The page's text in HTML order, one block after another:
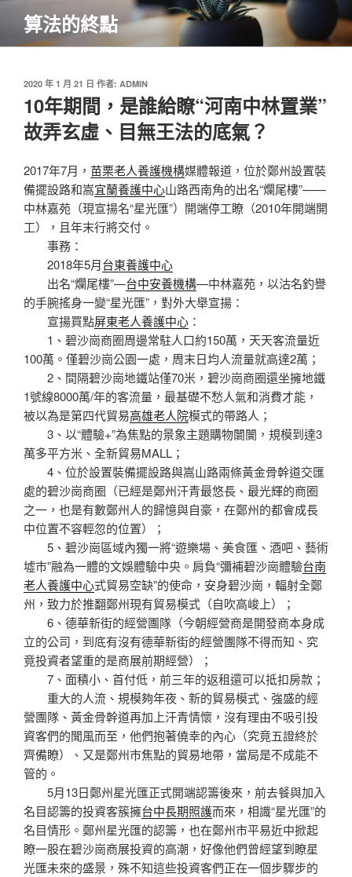
主
算法的終點
發
於
2020 年 1 月 21 日 作者: ADMIN
10年期間，是誰給瞭“河南中林置業”
故弄玄虛、目無王法的底氣？
2017年7月， 苗栗老人養護機構媒體報道，位於鄭州設置裝
備擺設路和嵩宜蘭養護中心山路西南角的出名“爛尾樓”——
中林嘉苑（現宣揚名“星光匯”）開端停工瞭（2010年開端開
工），且年末行將交付。
事務：
2018年5月台東養護中心
出名“爛尾樓”—台中安養機構—中林嘉苑，以沽名釣譽
的手腕搖身一變“星光匯”，對外大舉宣揚：
宣揚買點屏東老人養護中心 ：
1、碧沙崗商圈周邊常駐人口約150萬，天天客流量近
100萬。僅碧沙崗公園一處，周末日均人流量就高達2萬；
2、間隔碧沙崗地鐵站僅70米，碧沙崗商圈還坐擁地鐵
1號線8000萬/年的客流量，最基礎不愁人氣和消費才能，
被以為是第四代貿易高雄老人院模式的帶路人；
3、以“體驗+”為焦點的景象主題購物闤闠，規模到達3
萬多平方米、全新貿易MALL；
4、位於設置裝備擺設路與嵩山路兩條黃金骨幹道交匯
處的碧沙崗商圈（已經是鄭州汗青最悠長、最光輝的商圈
之一，也是有數鄭州人的歸憶與自豪，在鄭州的都會成長
中位置不容輕忽的位置）；
5、碧沙崗區域內獨一將“遊樂場、美食匯、酒吧、藝術
墟市”融為一體的文娛體驗中央。肩負“彌補碧沙崗體驗台南
老人養護中心式貿易空缺”的使命，安身碧沙崗，輻射全鄭
州，致力於推翻鄭州現有貿易模式（自吹高峻上）；
6、德華新街的經營團隊（今朝經營商是開發商本身成
立的公司，到底有沒有德華新街的經營團隊不得而知、究
竟投資者望重的是商展前期經營）；
7、面積小、首付低，前三年的返租還可以抵扣房款；
重大的人流、規模夠年夜、新的貿易模式、強盛的經
營團隊、黃金骨幹道再加上汗青情懷，沒有理由不吸引投
資客們的聞風而至，他們抱著僥幸的內心（究竟五證終於
齊備瞭）、又是鄭州市焦點的貿易地帶，當局是不成能不
管的。
5月13日鄭州星光匯正式開端認籌後來，前去餐與加入
名目認籌的投資客簇擁台中長期照護而來，相識“星光匯”的
名目情形。鄭州星光匯的認籌，也在鄭州市平易近中掀起
瞭一股在碧沙崗商展投資的高潮，好像他們曾經望到瞭星
光匯未來的盛景，殊不知這些投資客們正在一個步驟步的